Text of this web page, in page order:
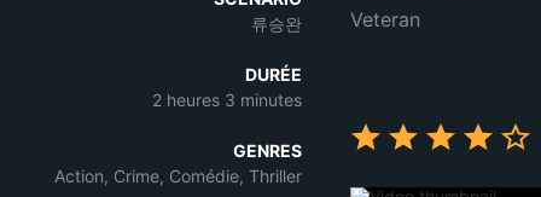
류승완
DURÉE
2 heures 3 minutes
GENRES
Action, Crime, Comédie, Thriller
Veteran